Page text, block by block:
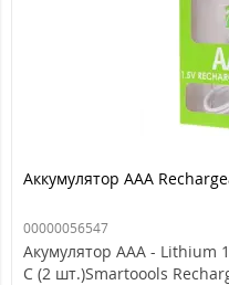
Аккумулятор AAA
00000056547
Акумулятор AAA - Lithium
C (2 шт.)Smartoools